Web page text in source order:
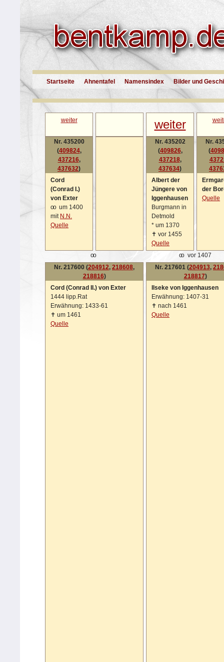
Startseite Ahnentafel Namensindex Bilder und
weiter weiter
Nr. 435200
(409824,
437216,
437632)
Cord
(Conrad I.)
von Exter
oo um 1400
mit N.N.
Quelle
Nr. 435202
(409826,
437218,
437634)
Albert der
Jüngere von
Iggenhausen
Burgmann in
Detmold
* um 1370
✝ vor 1455
Quelle
Nr.
(
der
Quelle
oo oo vor 1407
Nr. 217600 (204912, 218608,
218816)
Cord (Conrad II.) von Exter
1444 lipp.Rat
Erwähnung: 1433-61
✝ um 1461
Quelle
Nr. 217601 (204913,
218817)
Ilseke von Iggenhausen
Erwähnung: 1407-31
✝ nach 1461
Quelle